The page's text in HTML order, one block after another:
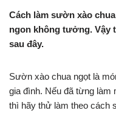
Cách làm sườn xào
ngon không tưởng. Vậy
sau đây.
Sườn xào chua ngọt là
gia đình. Nếu đã từng làm
thì hãy thử làm theo cách